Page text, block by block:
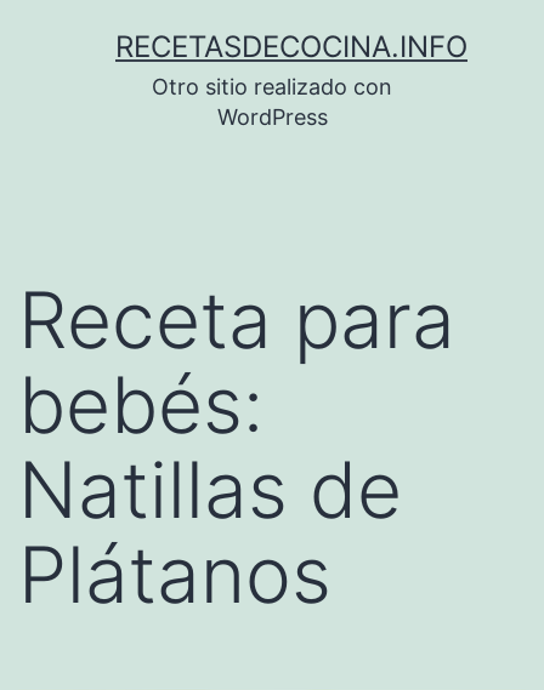
RECETASDECOCINA.INFO
Otro sitio realizado con
WordPress
Receta para
bebés:
Natillas de
Plátanos